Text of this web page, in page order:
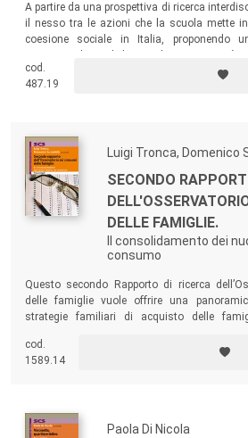
A partire da una prospettiva di ricerca
il nesso tra le azioni che la scuola mette
coesione sociale in Italia, proponendo
creazione del “buon cittadino”, ovvero di una
civico e capace di aprirsi, con fiducia, all’altro
cod.
487.19
Luigi Tronca, Domenico
SECONDO
DELLE FAMIGLIE.
Il consolidamento dei
consumo
Questo secondo Rapporto di ricerca
delle famiglie vuole offrire una
strategie familiari di acquisto delle
nuovo consumatore forgiato dalla crisi
punti vendita, sia riguardo alle strategie di
cod.
1589.14
Paola Di Nicola